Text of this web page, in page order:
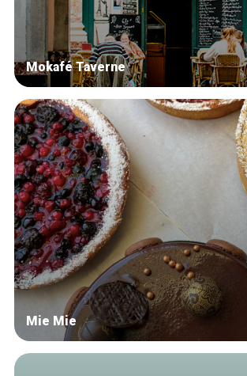
Mokafé Taverne
Mie Mie